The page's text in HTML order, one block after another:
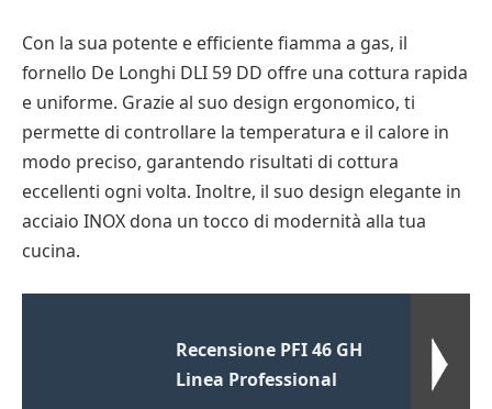
Con la sua potente e efficiente fiamma a gas, il
fornello De Longhi DLI 59 DD offre una cottura rapida
e uniforme. Grazie al suo design ergonomico, ti
permette di controllare la temperatura e il calore in
modo preciso, garantendo risultati di cottura
eccellenti ogni volta. Inoltre, il suo design elegante in
acciaio INOX dona un tocco di modernità alla tua
cucina.
Recensione PFI 46 GH
Linea Professional